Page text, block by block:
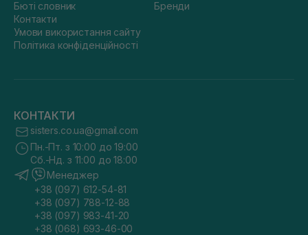
Бюті словник
Контакти
Умови використання сайту
Політика конфіденційності
Бренди
КОНТАКТИ
sisters.co.ua@gmail.com
Пн.-Пт. з 10:00 до 19:00
Сб.-Нд. з 11:00 до 18:00
Менеджер
+38 (097) 612-54-81
+38 (097) 788-12-88
+38 (097) 983-41-20
+38 (068) 693-46-00